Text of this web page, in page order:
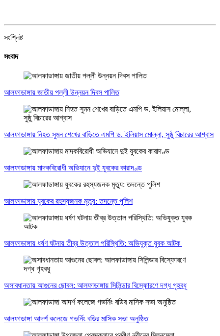
সংশ্লিষ্ট
সংবাদ
আলফাডাঙ্গায় জাতীয় পল্লী উন্নয়ন দিবস পালিত
আলফাডাঙ্গায় নিহত সুমন শেখের বাড়িতে এমপি ড. ইলিয়াস মোল্লা, সুষ্ঠু বিচারের আশ্বাস
আলফাডাঙ্গায় মাদকবিরোধী অভিযানে দুই যুবকের কারাদণ্ড
আলফাডাঙ্গায় যুবকের রহস্যজনক মৃত্যু: তদন্তে পুলিশ
আলফাডাঙ্গায় ধর্ষণ ঘটনায় তীব্র উত্তাল পরিস্থিতি: অভিযুক্ত যুবক আটক
অসাবধানতায় আগুনের ছোবল: আলফাডাঙ্গায় সিলিন্ডার বিস্ফোরণে দগ্ধ গৃহবধূ
আলফাডাঙ্গা আদর্শ কলেজে গভর্নিং বডির মাসিক সভা অনুষ্ঠিত